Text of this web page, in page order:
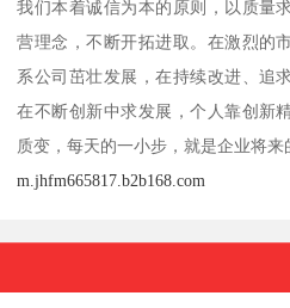
我们本着诚信为本的原则，以质量
营理念，不断开拓进取。在激烈的
系公司茁壮发展，在持续改进、追
在不断创新中求发展，个人靠创新
质变，每天的一小步，就是企业将来
m.jhfm665817.b2b168.com